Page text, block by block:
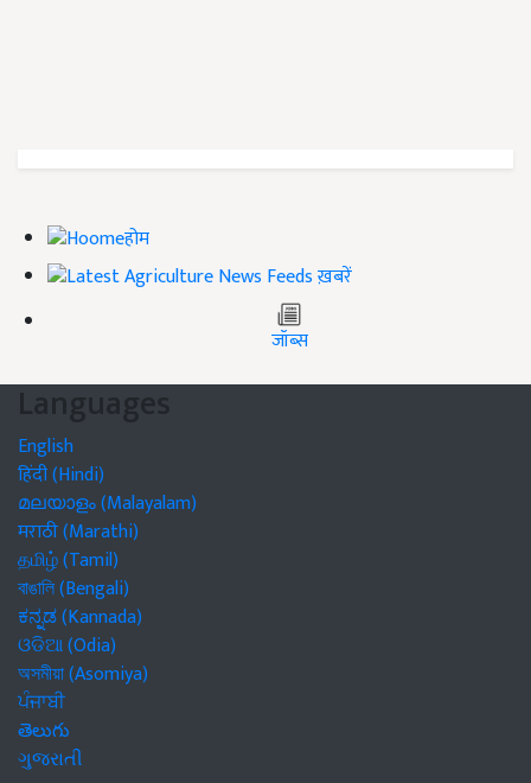
होम
ख़बरें
जॉब्स
Languages
English
हिंदी (Hindi)
മലയാളം (Malayalam)
मराठी (Marathi)
தமிழ் (Tamil)
বাঙালি (Bengali)
ಕನ್ನಡ (Kannada)
ଓଡିଆ (Odia)
অসমীয়া (Asomiya)
ਪੰਜਾਬੀ
తెలుగు
ગુજરાતી